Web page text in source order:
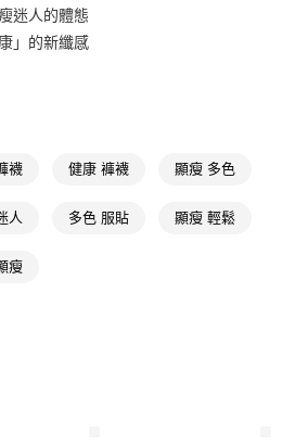
訊認證，即可結帳。
後，再付款。
迷人的體態
」的新纖感
襪 健康 褲襪 顯瘦 多色
人 多色 服貼 顯瘦 輕鬆
瘦